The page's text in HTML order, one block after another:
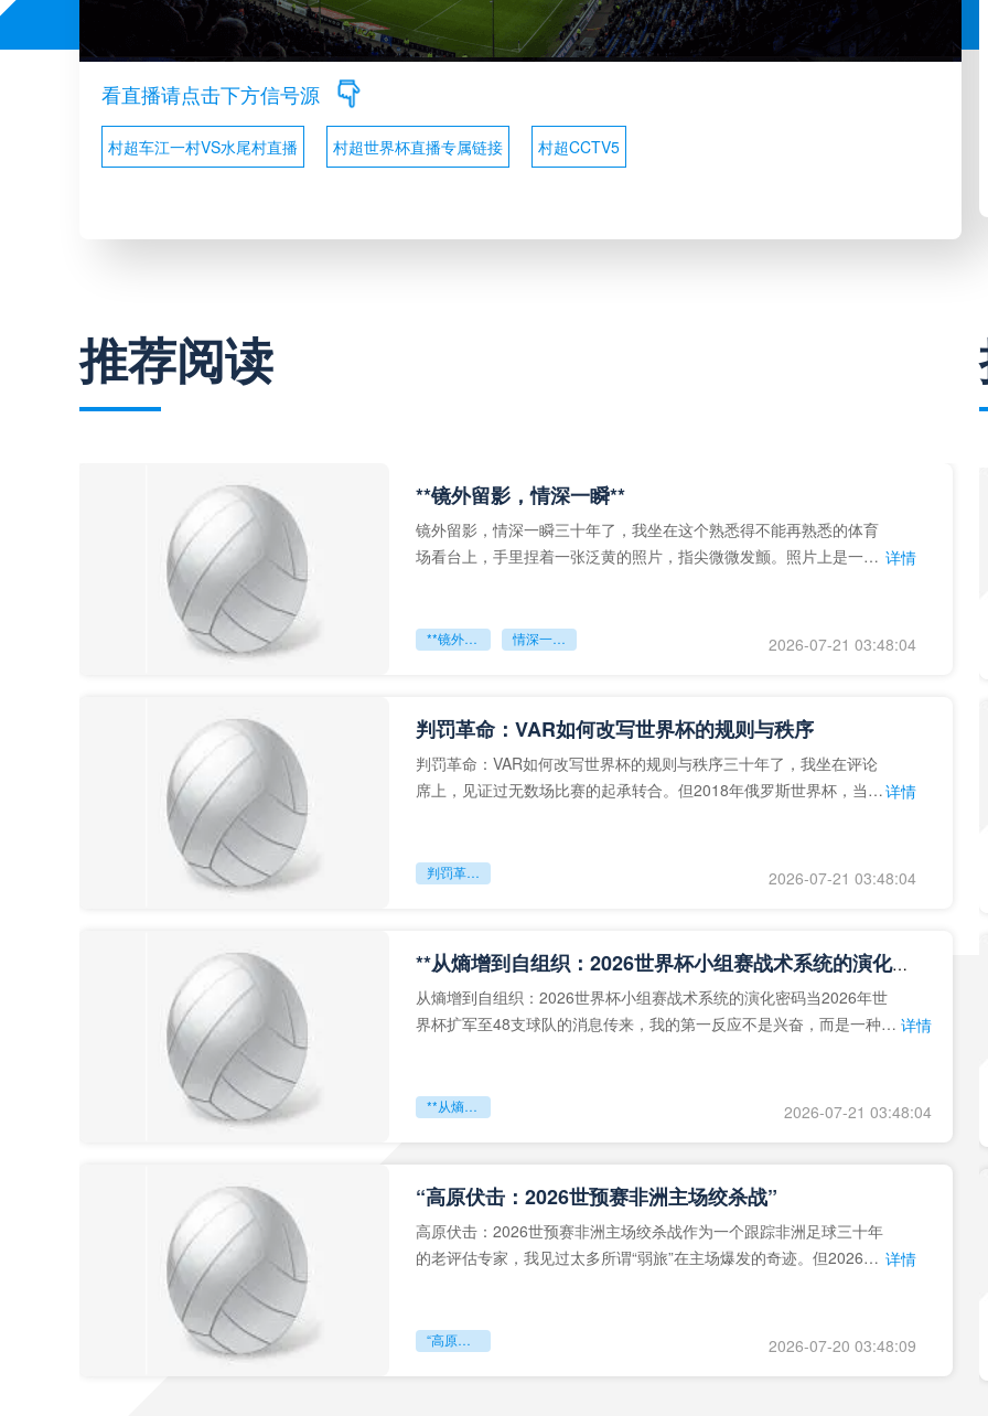
看直播请点击下方信号源
村超车江一村VS水尾村直播 村超世界杯直播专属链接 村超CCTV5
推荐阅读
**镜外留影，情深一瞬**
镜外留影，情深一瞬三十年了，我坐在这个熟悉得不能再熟悉的体育
场看台上，手里捏着一张泛黄的照片，指尖微微发颤。照片上是一个 详情
**镜外留影 情深一瞬** 2026-07-21 03:48:04
判罚革命：VAR如何改写世界杯的规则与秩序
判罚革命：VAR如何改写世界杯的规则与秩序三十年了，我坐在评论
席上，见证过无数场比赛的起承转合。但2018年俄罗斯世界杯，当
详情
判罚革命：VAR如何改写世界杯的规则与秩序 2026-07-21 03:48:04
**从熵增到自组织：2026世界杯小组赛战术系统的演化密码**
从熵增到自组织：2026世界杯小组赛战术系统的演化密码当2026年世
界杯扩军至48支球队的消息传来，我的第一反应不是兴奋，而是一种深 详情
**从熵增到自组织：2026世界杯小组赛战术系统的演化密码** 2026-07-21 03:48:04
“高原伏击：2026世预赛非洲主场绞杀战”
高原伏击：2026世预赛非洲主场绞杀战作为一个跟踪非洲足球三十年
的老评估专家，我见过太多所谓“弱旅”在主场爆发的奇迹。但2026年 详情
“高原伏击：2026世预赛非洲主场绞杀战” 2026-07-20 03:48:09